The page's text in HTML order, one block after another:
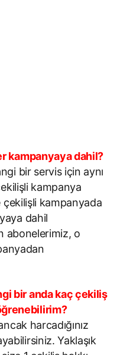
kampanyaya dahil?
bir servis için aynı
kampanya
çekilişli kampanyada
dahil
abonelerimiz, o
bir anda kaç çekiliş
harcadığınız
Yaklaşık